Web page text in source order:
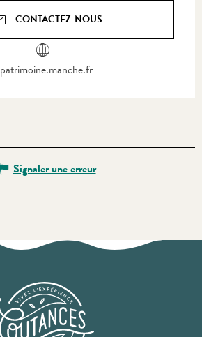
CONTACTEZ-NOUS
patrimoine.manche.fr
Signaler une erreur